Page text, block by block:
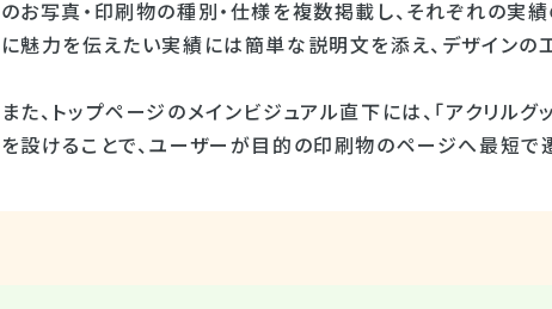
のお写真・印刷物の種別・仕様を複数掲載し、それぞれの実
に魅力を伝えたい実績には簡単な説明文を添え、デザインの
また、トップページのメインビジュアル直下には、「アクリルグ
を設けることで、ユーザーが目的の印刷物のページへ最短で